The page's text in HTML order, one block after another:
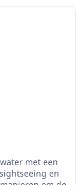
met een
en